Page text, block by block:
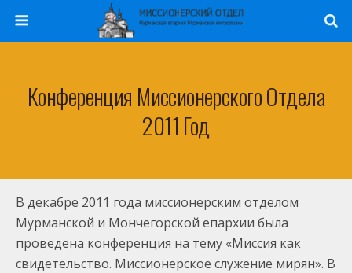
Конференция Миссионерского Отдела
2011 Год
В декабре 2011 года миссионерским отделом
Мурманской и Мончегорской епархии была
проведена конференция на тему «Миссия как
свидетельство. Миссионерское служение мирян». В